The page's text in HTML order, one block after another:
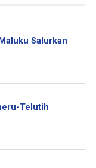
Salurkan
Telutih